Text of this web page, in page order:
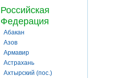
Российская
Федерация
Абакан
Азов
Армавир
Астрахань
Ахтырский (пос.)